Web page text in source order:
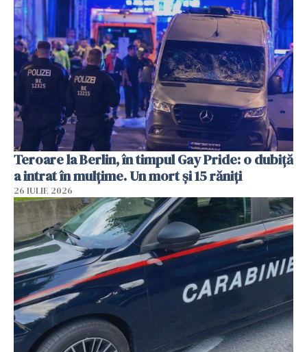
Teroare la Berlin, în timpul Gay Pride: o dubiță
a intrat în mulțime. Un mort și 15 răniți
26 IULIE 2026